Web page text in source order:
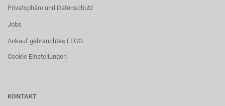
Privatsphäre und Datenschutz
Jobs
Ankauf gebrauchtes LEGO
Cookie Einstellungen
KONTAKT